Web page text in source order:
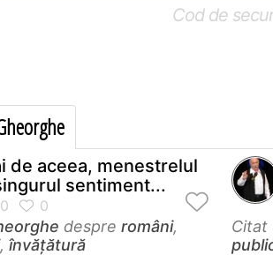
Cod de
de aceea, menestrelul
sentiment...
despre români,
, învățătură
Citat